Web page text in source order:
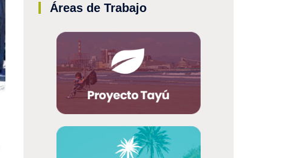
Áreas de Trabajo